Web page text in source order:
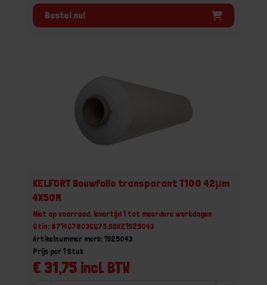
Bestel nu!
KELFORT Bouwfolie transparant T100 42μm
4X50M
Niet op voorraad, levertijd 1 tot meerdere werkdagen
Gtin: 8714678036675,BBKE1525043
Artikelnummer merk: 1525043
€ 31,75 incl. BTW
Prijs per 1 Stuk